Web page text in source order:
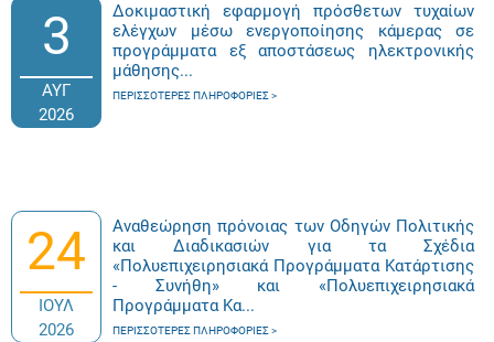
3
ΑΥΓ
2026
Δοκιμαστική εφαρμογή πρόσθετων τυχαίων
ελέγχων μέσω ενεργοποίησης κάμερας σε
προγράμματα εξ αποστάσεως ηλεκτρονικής
μάθησης...
ΠΕΡΙΣΣΌΤΕΡΕΣ ΠΛΗΡΟΦΟΡΊΕΣ
24
ΙΟΥΛ
2026
Αναθεώρηση πρόνοιας των Οδηγών Πολιτικής
και Διαδικασιών για τα Σχέδια
«Πολυεπιχειρησιακά Προγράμματα Κατάρτισης
- Συνήθη» και «Πολυεπιχειρησιακά
Προγράμματα Κα...
ΠΕΡΙΣΣΌΤΕΡΕΣ ΠΛΗΡΟΦΟΡΊΕΣ